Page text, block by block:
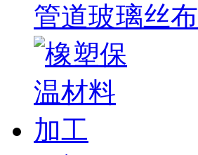
管道玻璃丝布